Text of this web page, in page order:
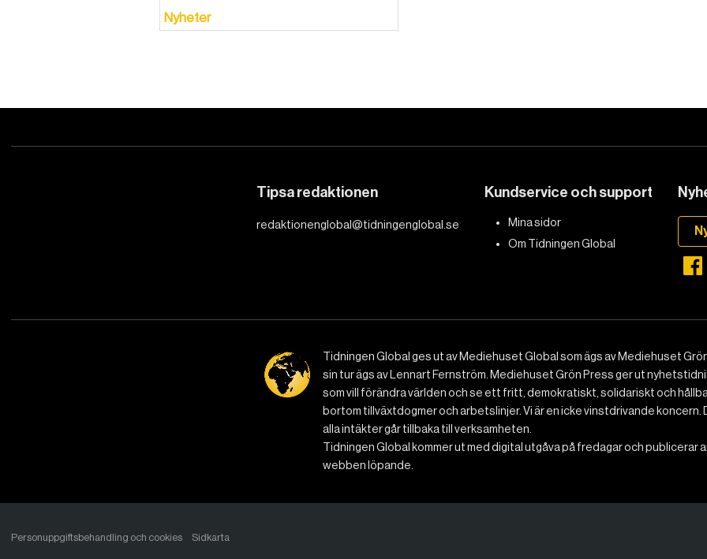
Nyheter
Tipsa redaktionen
redaktionenglobal@tidningenglobal.se
Kundservice och support
Mina sidor
Om Tidningen Global
Tidningen Global ges ut av Mediehuset Global som ägs av Mediehuset
sin tur ägs av Lennart Fernström. Mediehuset Grön Press ger ut
som vill förändra världen och se ett fritt, demokratiskt, solidariskt och
bortom tillväxtdogmer och arbetslinjer. Vi är en icke vinstdrivande koncern.
alla intäkter går tillbaka till verksamheten.
Tidningen Global kommer ut med digital utgåva på fredagar och publicerar
webben löpande.
Personuppgiftsbehandling och cookies Sidkarta